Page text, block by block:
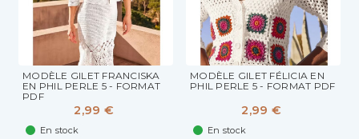
MODÈLE GILET FRANCISKA
EN PHIL PERLE 5 - FORMAT
PDF
2,99 €
En stock
MODÈLE GILET FÉLICIA EN
PHIL PERLE 5 - FORMAT PDF
2,99 €
En stock